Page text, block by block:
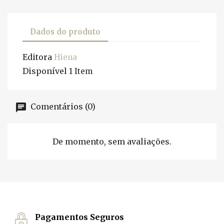
Dados do produto
Editora Hiena
Disponível 1 Item
Comentários (0)
De momento, sem avaliações.
Pagamentos Seguros